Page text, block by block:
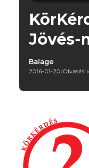
Jövés-
Balage
2016-01-20/Olvasási